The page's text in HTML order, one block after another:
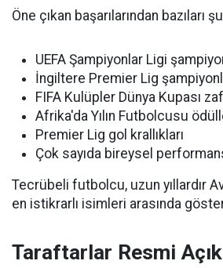
Öne çıkan başarılarından bazıları
UEFA Şampiyonlar Ligi
İngiltere Premier Lig
FIFA Kulüpler Dünya Kupası
Afrika'da Yılın Futbolcusu
Premier Lig gol krallıkları
Çok sayıda bireysel
Tecrübeli futbolcu, uzun yıllardır
en istikrarlı isimleri arasında
Taraftarlar Resmi